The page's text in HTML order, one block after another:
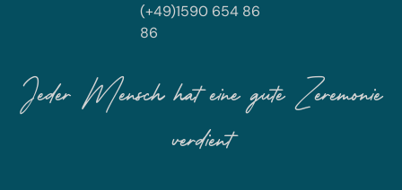
(+49)1590 654 86
86
Jeder Mensch hat eine gute Zeremonie
verdient